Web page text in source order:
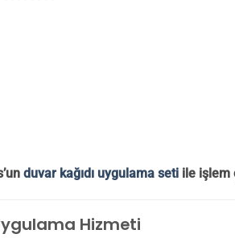
duvar kağıdı uygulama seti ile işlem
Hizmeti